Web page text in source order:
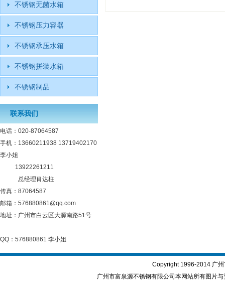
不锈钢无菌水箱
不锈钢压力容器
不锈钢承压水箱
不锈钢拼装水箱
不锈钢制品
联系我们
电话：020-87064587
手机：13660211938 13719402170
李小姐
13922261211
总经理肖达柱
传真：87064587
邮箱：576880861@qq.com
地址：广州市白云区大源南路51号
QQ：576880861 李小姐
Copyright 1996-2014 广
广州市富泉源不锈钢有限公司本网站所有图片